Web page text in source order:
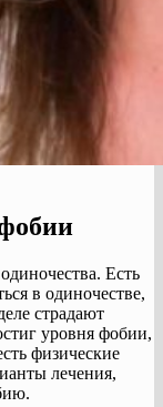
Есть
в одиночестве,
страдают
уровня фобии,
физические
лечения,